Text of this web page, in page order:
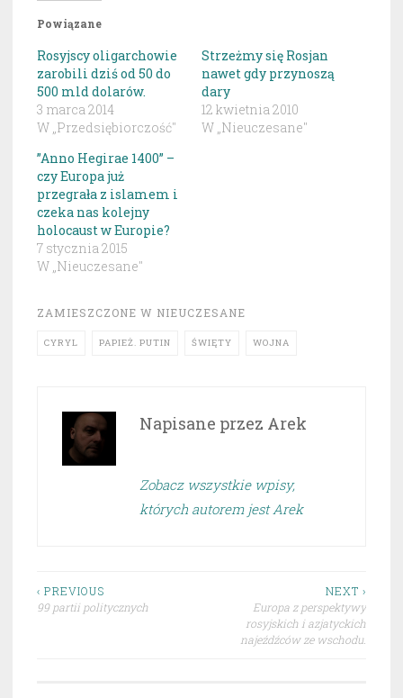
Powiązane
Rosyjscy oligarchowie
zarobili dziś od 50 do
500 mld dolarów.
3 marca 2014
W „Przedsiębiorczość"
Strzeżmy się Rosjan
nawet gdy przynoszą
dary
12 kwietnia 2010
W „Nieuczesane"
”Anno Hegirae 1400” –
czy Europa już
przegrała z islamem i
czeka nas kolejny
holocaust w Europie?
7 stycznia 2015
W „Nieuczesane"
ZAMIESZCZONE W NIEUCZESANE
CYRYL PAPIEŻ. PUTIN ŚWIĘTY WOJNA
Napisane przez Arek
Zobacz wszystkie wpisy,
których autorem jest Arek
Nawigacja
wpisu
‹ PREVIOUS
99 partii politycznych
NEXT ›
Europa z perspektywy
rosyjskich i azjatyckich
najeźdźców ze wschodu.